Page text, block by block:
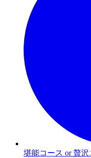
堪能コース or 贅